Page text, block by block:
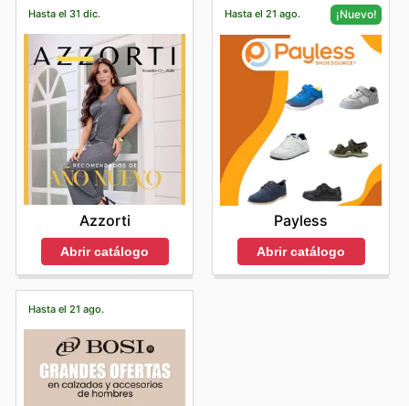
Hasta el 31 dic.
Azzorti
Abrir catálogo
Hasta el 21 ago. ¡Nuevo!
Payless
Abrir catálogo
Hasta el 21 ago.